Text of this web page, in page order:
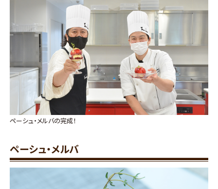
ペーシュ・メルバの完成！
ペーシュ・メルバ